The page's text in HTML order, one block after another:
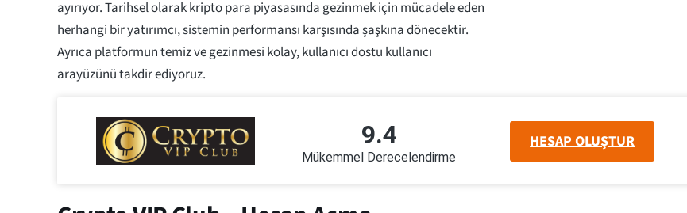
ayırıyor. Tarihsel olarak kripto para piyasasında gezinmek için mücadele eden
herhangi bir yatırımcı, sistemin performansı karşısında şaşkına dönecektir.
Ayrıca platformun temiz ve gezinmesi kolay, kullanıcı dostu kullanıcı
arayüzünü takdir ediyoruz.
9.4
Mükemmel Derecelendirme
HESAP OLUŞTUR